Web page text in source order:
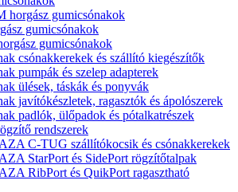
horgász gumicsónakok
gumicsónakok
gumicsónakok
csónakkerekek és szállító kiegészítők
pumpák és szelep adapterek
ülések, táskák és ponyvák
javítókészletek, ragasztók és ápolószerek
padlók, ülőpadok és pótalkatrészek
rendszerek
C-TUG szállítókocsik és csónakkerekek
StarPort és SidePort rögzítőtalpak
RibPort és QuikPort ragasztható